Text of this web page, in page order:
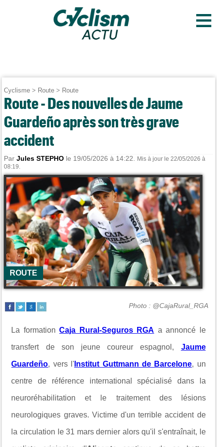
≡
Cyclisme > Route > Route
Route - Des nouvelles de Jaume
Guardeño après son très grave
accident
ParJules STEPHO le 19/05/2026 à 14:22.
Mis à jour le 22/05/2026 à
08:19.
ROUTE
Photo : @CajaRural_RGA
La formationCaja Rural-Seguros RGA a annoncé le
transfert de son jeune coureur espagnol, Jaume
Guardeño, vers l' Institut Guttmann de Barcelone, un
centre de référence international spécialisé dans la
neuroréhabilitation et le traitement des lésions
neurologiques graves. Victime d'un terrible accident de
la circulation le 31 mars dernier alors qu'il s'entraînait, le